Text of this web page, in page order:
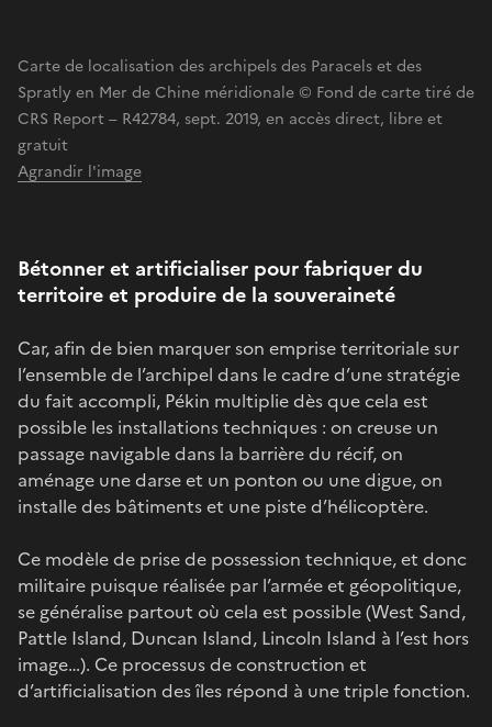
Carte de localisation des archipels des Paracels et des
Spratly en Mer de Chine méridionale © Fond de carte tiré de
CRS Report – R42784, sept. 2019, en accès direct, libre et
gratuit
Agrandir l'image
Bétonner et artificialiser pour fabriquer du
territoire et produire de la souveraineté
Car, afin de bien marquer son emprise territoriale sur
l’ensemble de l’archipel dans le cadre d’une stratégie
du fait accompli, Pékin multiplie dès que cela est
possible les installations techniques : on creuse un
passage navigable dans la barrière du récif, on
aménage une darse et un ponton ou une digue, on
installe des bâtiments et une piste d’hélicoptère.
Ce modèle de prise de possession technique, et donc
militaire puisque réalisée par l’armée et géopolitique,
se généralise partout où cela est possible (West Sand,
Pattle Island, Duncan Island, Lincoln Island à l’est hors
image…). Ce processus de construction et
d’artificialisation des îles répond à une triple fonction.